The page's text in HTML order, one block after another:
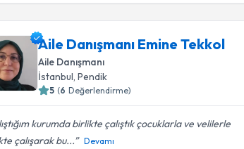
Aile Danışmanı Emine Tekkol
Aile Danışmanı
İstanbul , Pendik
5 (6 Değerlendirme)
kurumda birlikte çalıştık çocuklarla ve velilerle
çalışarak bu...
Devamı